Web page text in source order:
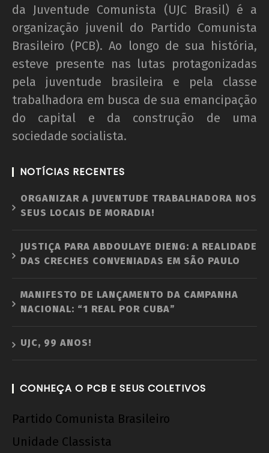
da Juventude Comunista (UJC Brasil) é a
organização juvenil do Partido Comunista
Brasileiro (PCB). Ao longo de sua história,
esteve presente nas lutas protagonizadas
pela juventude brasileira e pela classe
trabalhadora em busca de sua emancipação
do capital e da construção de uma
sociedade socialista.
NOTÍCIAS RECENTES
ORGANIZAR A JUVENTUDE TRABALHADORA NOS
SEUS LOCAIS DE MORADIA!
JUSTIÇA PARA ABDOULAYE DIENG: A REALIDADE
DAS CRECHES CONVENIADAS EM SÃO PAULO
MANIFESTO DE LANÇAMENTO DA CAMPANHA
NACIONAL: “1 REAL POR CUBA”
UJC, 99 ANOS!
CONHEÇA O PCB E SEUS COLETIVOS
Partido Comunista Brasileiro
Unidade Classista